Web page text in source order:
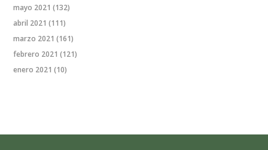
mayo 2021 (132)
abril 2021 (111)
marzo 2021 (161)
febrero 2021 (121)
enero 2021 (10)